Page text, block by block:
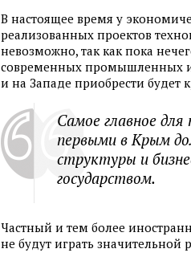
В настоящее время у
реализованных проектов
невозможно, так как пока
современных промышленных и
и на Западе приобрести будет
Самое главное
первыми в Крым
структуры и
государством.
Частный и тем более
не будут играть